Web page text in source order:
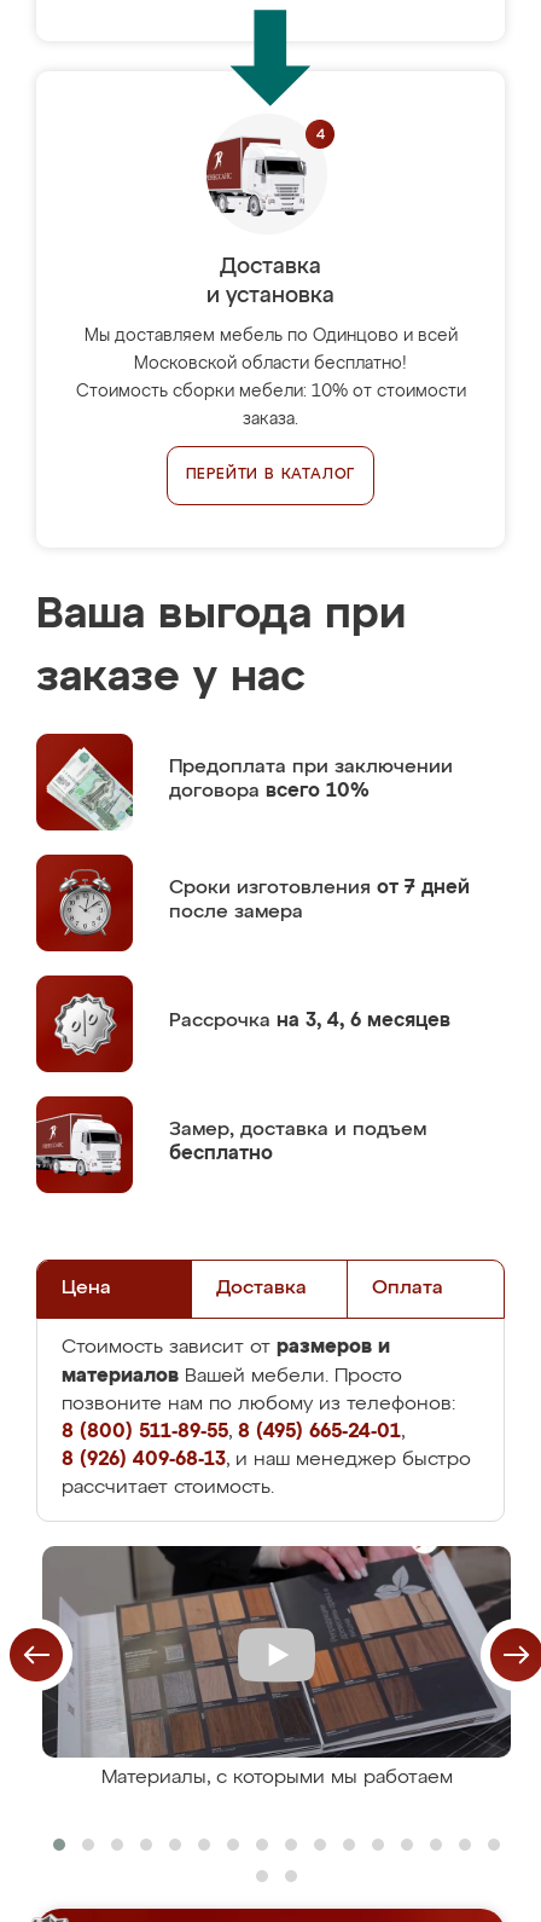
Доставка
и установка
Мы доставляем мебель по Одинцово и всей
Московской области бесплатно!
Стоимость сборки мебели: 10% от стоимости
заказа.
ПЕРЕЙТИ В КАТАЛОГ
Ваша выгода при
заказе у нас
Предоплата при заключении
договора всего 10%
Сроки изготовления от 7 дней
после замера
Рассрочка на 3, 4, 6 месяцев
Замер, доставка и подъем
бесплатно
Цена Доставка Оплата
Стоимость зависит от размеров и
материалов Вашей мебели. Просто
позвоните нам по любому из телефонов:
8 (800) 511-89-55, 8 (495) 665-24-01,
8 (926) 409-68-13, и наш менеджер быстро
рассчитает стоимость.
Материалы, с которыми мы работаем